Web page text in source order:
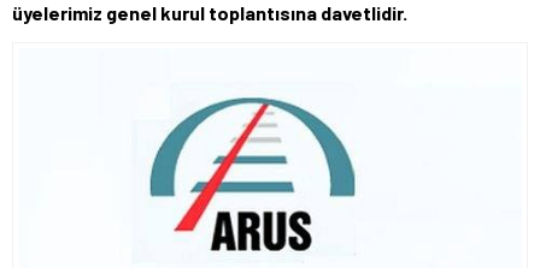
üyelerimiz genel kurul toplantısına davetlidir.